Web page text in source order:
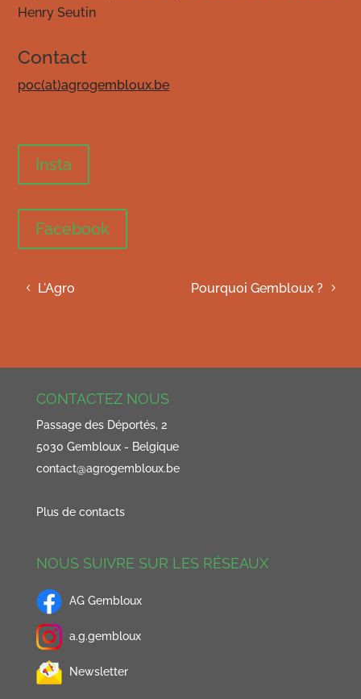
Henry Seutin
Contact
poc(at)agrogembloux.be
Insta
Facebook
L'Agro Pourquoi Gembloux ?
CONTACTEZ NOUS
Passage des Déportés, 2
5030 Gembloux - Belgique
contact@agrogembloux.be
Plus de contacts
NOUS SUIVRE SUR LES RÉSEAUX
AG Gembloux
a.g.gembloux
Newsletter